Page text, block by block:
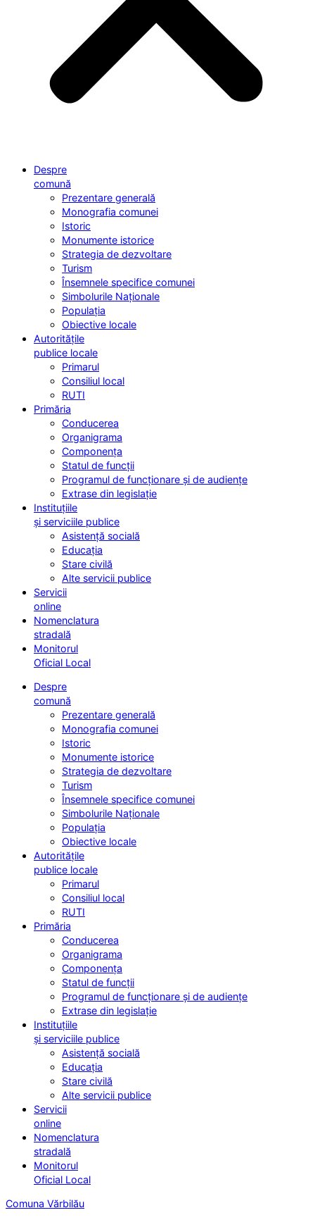
Despre
comună
Prezentare generală
Monografia comunei
Istoric
Monumente istorice
Strategia de dezvoltare
Turism
Însemnele specifice comunei
Simbolurile Naționale
Populația
Obiective locale
Autoritățile
publice locale
Primarul
Consiliul local
RUTI
Primăria
Conducerea
Organigrama
Componența
Statul de funcții
Programul de funcționare și de audiențe
Extrase din legislație
Instituțiile
și serviciile publice
Asistență socială
Educația
Stare civilă
Alte servicii publice
Servicii
online
Nomenclatura
stradală
Monitorul
Oficial Local
Despre
comună
Prezentare generală
Monografia comunei
Istoric
Monumente istorice
Strategia de dezvoltare
Turism
Însemnele specifice comunei
Simbolurile Naționale
Populația
Obiective locale
Autoritățile
publice locale
Primarul
Consiliul local
RUTI
Primăria
Conducerea
Organigrama
Componența
Statul de funcții
Programul de funcționare și de audiențe
Extrase din legislație
Instituțiile
și serviciile publice
Asistență socială
Educația
Stare civilă
Alte servicii publice
Servicii
online
Nomenclatura
stradală
Monitorul
Oficial Local
Comuna Vărbilău